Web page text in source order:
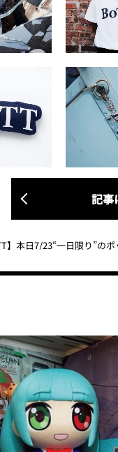
記事
】本日7/23“一日限り”の